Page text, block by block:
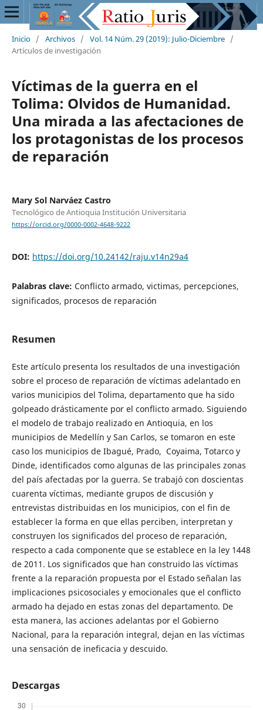
Inicio / Archivos / Vol. 14 Núm. 29 (2019): Julio-Diciembre /
Artículos de investigación
Víctimas de la guerra en el
Tolima: Olvidos de Humanidad.
Una mirada a las afectaciones de
los protagonistas de los procesos
de reparación
Mary Sol Narváez Castro
Tecnológico de Antioquia Institución Universitaria
https://orcid.org/0000-0002-4648-9222
DOI: https://doi.org/10.24142/raju.v14n29a4
Palabras clave: Conflicto armado, victimas, percepciones,
significados, procesos de reparación
Resumen
Este artículo presenta los resultados de una investigación
sobre el proceso de reparación de víctimas adelantado en
varios municipios del Tolima, departamento que ha sido
golpeado drásticamente por el conflicto armado. Siguiendo
el modelo de trabajo realizado en Antioquia, en los
municipios de Medellín y San Carlos, se tomaron en este
caso los municipios de Ibagué, Prado, Coyaima, Totarco y
Dinde, identificados como algunas de las principales zonas
del país afectadas por la guerra. Se trabajó con doscientas
cuarenta víctimas, mediante grupos de discusión y
entrevistas distribuidas en los municipios, con el fin de
establecer la forma en que ellas perciben, interpretan y
construyen los significados del proceso de reparación,
respecto a cada componente que se establece en la ley 1448
de 2011. Los significados que han construido las víctimas
frente a la reparación propuesta por el Estado señalan las
implicaciones psicosociales y emocionales que el conflicto
armado ha dejado en estas zonas del departamento. De
esta manera, las acciones adelantas por el Gobierno
Nacional, para la reparación integral, dejan en las víctimas
una sensación de ineficacia y descuido.
Descargas